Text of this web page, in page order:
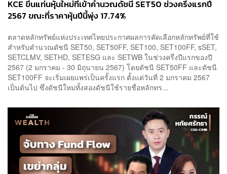
KCE ขึ้นแท่นหุ้นใหม่ที่เข้าคำนวณดัชนี SET50 ช่วงครึ่งแรกปี
2567 ขณะที่ราคาหุ้นปีนี้พุ่ง 17.74%
ตลาดหลักทรัพย์แห่งประเทศไทยประกาศผลการคัดเลือกหลักทรัพย์ที่ใช้
สำหรับคำนวณดัชนี SET50, SET50FF, SET100, SET100FF, sSET,
SETCLMV, SETHD, SETESG และ SETWB ในช่วงครึ่งปีแรกของปี
2567 (2 มกราคม - 30 มิถุนายน 2567) โดยดัชนี SET50FF และดัชนี
SET100FF จะเริ่มเผยแพร่เป็นครั้งแรก ตั้งแต่วันที่ 2 มกราคม 2567
เป็นต้นไป ซึ่งดัชนีใหม่ทั้งสองดัชนีใช้รายชื่อหลักทร...